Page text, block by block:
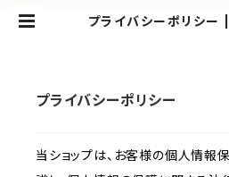
プライバシーポリシー
プライバシーポリシー
当ショップは、お客様の個人情報